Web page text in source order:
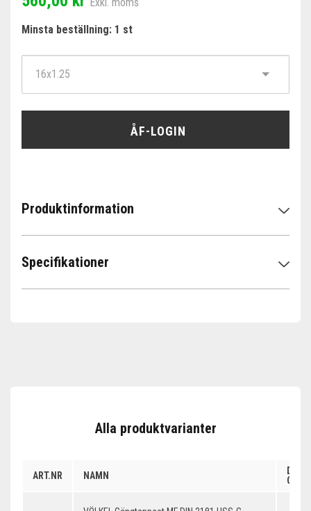
Minsta beställning: 1 st
ÅF-LOGIN
Produktinformation
Specifikationer
Alla produktvarianter
ART.NR NAMN